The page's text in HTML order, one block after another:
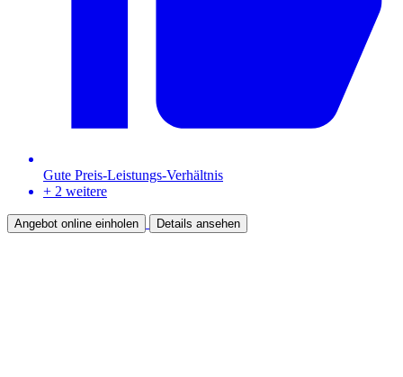
Gute Preis-Leistungs-Verhältnis
+ 2 weitere
Angebot online einholen Details ansehen